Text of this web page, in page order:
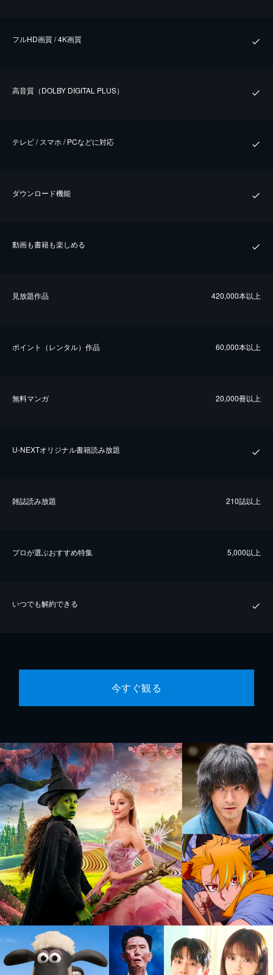
フルHD画質 / 4K画質
⾼⾳質（DOLBY DIGITAL PLUS）
テレビ / スマホ / PCなどに対応
ダウンロード機能
動画も書籍も楽しめる
⾒放題作品 420,000本以上
ポイント（レンタル）作品 60,000本以上
無料マンガ 20,000冊以上
U-NEXTオリジナル書籍読み放題
雑誌読み放題 210誌以上
プロが選ぶおすすめ特集 5,000以上
いつでも解約できる
今すぐ観る